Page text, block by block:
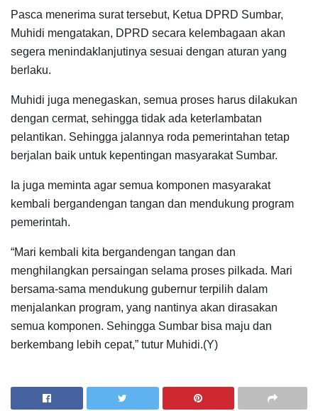
Pasca menerima surat tersebut, Ketua DPRD Sumbar,
Muhidi mengatakan, DPRD secara kelembagaan akan
segera menindaklanjutinya sesuai dengan aturan yang
berlaku.
Muhidi juga menegaskan, semua proses harus dilakukan
dengan cermat, sehingga tidak ada keterlambatan
pelantikan. Sehingga jalannya roda pemerintahan tetap
berjalan baik untuk kepentingan masyarakat Sumbar.
Ia juga meminta agar semua komponen masyarakat
kembali bergandengan tangan dan mendukung program
pemerintah.
“Mari kembali kita bergandengan tangan dan
menghilangkan persaingan selama proses pilkada. Mari
bersama-sama mendukung gubernur terpilih dalam
menjalankan program, yang nantinya akan dirasakan
semua komponen. Sehingga Sumbar bisa maju dan
berkembang lebih cepat,” tutur Muhidi.(Y)